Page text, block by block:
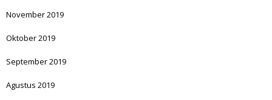
November 2019
Oktober 2019
September 2019
Agustus 2019